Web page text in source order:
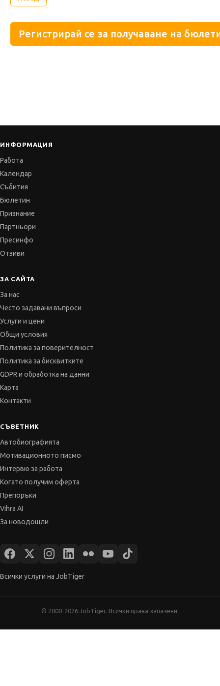
Регистрирай се за получаване на
ИНФОРМАЦИЯ
Работа
Календар
Събития
Бюлетин
Признание
Партньори
Пресинфо
Отзиви
ЗА САЙТА
За нас
Често задавани въпроси
Услуги и цени
Общи условия
Политика за поверителност
Политика за бисквитките
GDPR и обработка на данни
Карта
Контакти
СЪВЕТНИК
Автобиографията
Мотивационното писмо
Интервю за работа
Когато получим оферта
Препоръки
Vihra AI
За новодошли
Всички услуги на JobTiger
© 2000-2026 JobTiger. Всички права запазени.